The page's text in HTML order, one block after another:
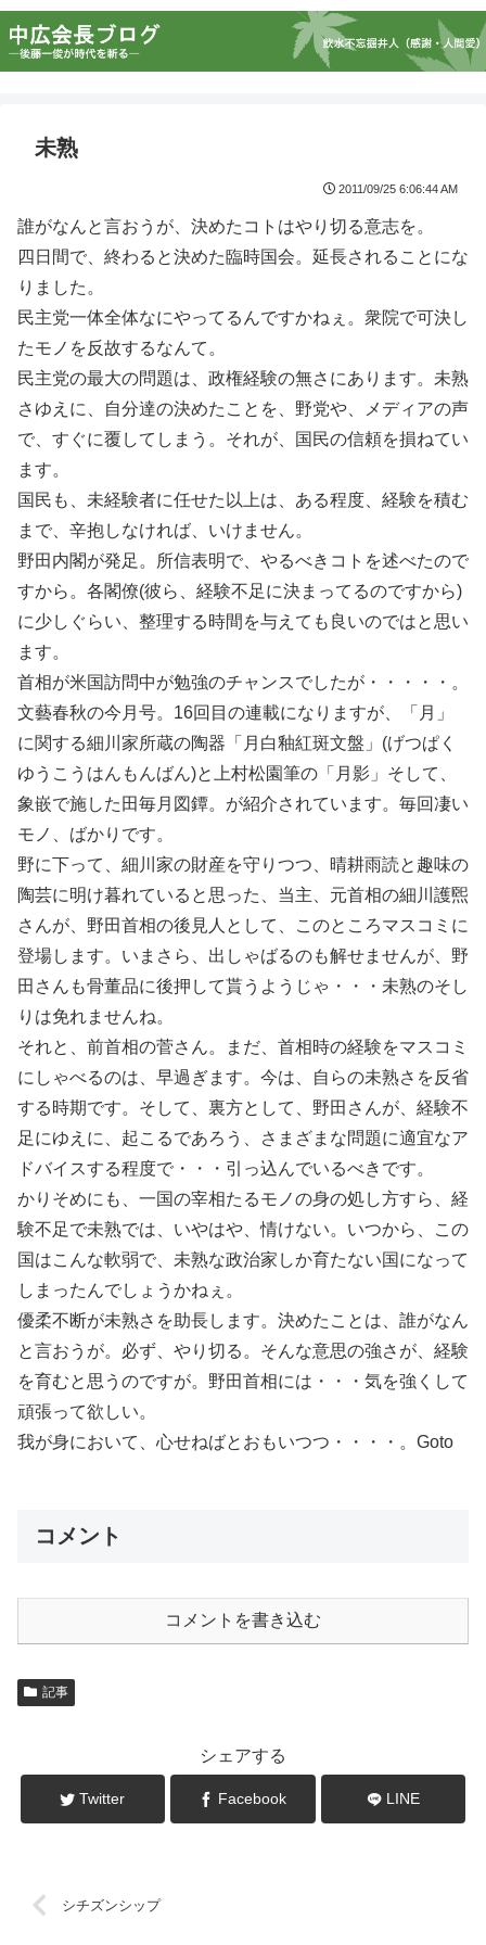
未熟
2011/09/25 6:06:44 AM
誰がなんと言おうが、決めたコトはやり切る意志を。
四日間で、終わると決めた臨時国会。延長されることにな
りました。
民主党一体全体なにやってるんですかねぇ。衆院で可決し
たモノを反故するなんて。
民主党の最大の問題は、政権経験の無さにあります。未熟
さゆえに、自分達の決めたことを、野党や、メディアの声
で、すぐに覆してしまう。それが、国民の信頼を損ねてい
ます。
国民も、未経験者に任せた以上は、ある程度、経験を積む
まで、辛抱しなければ、いけません。
野田内閣が発足。所信表明で、やるべきコトを述べたので
すから。各閣僚(彼ら、経験不足に決まってるのですから)
に少しぐらい、整理する時間を与えても良いのではと思い
ます。
首相が米国訪問中が勉強のチャンスでしたが・・・・・。
文藝春秋の今月号。16回目の連載になりますが、「月」
に関する細川家所蔵の陶器「月白釉紅斑文盤」(げつぱく
ゆうこうはんもんばん)と上村松園筆の「月影」そして、
象嵌で施した田毎月図鐔。が紹介されています。毎回凄い
モノ、ばかりです。
野に下って、細川家の財産を守りつつ、晴耕雨読と趣味の
陶芸に明け暮れていると思った、当主、元首相の細川護煕
さんが、野田首相の後見人として、このところマスコミに
登場します。いまさら、出しゃばるのも解せませんが、野
田さんも骨董品に後押して貰うようじゃ・・・未熟のそし
りは免れませんね。
それと、前首相の菅さん。まだ、首相時の経験をマスコミ
にしゃべるのは、早過ぎます。今は、自らの未熟さを反省
する時期です。そして、裏方として、野田さんが、経験不
足にゆえに、起こるであろう、さまざまな問題に適宜なア
ドバイスする程度で・・・引っ込んでいるべきです。
かりそめにも、一国の宰相たるモノの身の処し方すら、経
験不足で未熟では、いやはや、情けない。いつから、この
国はこんな軟弱で、未熟な政治家しか育たない国になって
しまったんでしょうかねぇ。
優柔不断が未熟さを助長します。決めたことは、誰がなん
と言おうが。必ず、やり切る。そんな意思の強さが、経験
を育むと思うのですが。野田首相には・・・気を強くして
頑張って欲しい。
我が身において、心せねばとおもいつつ・・・・。Goto
コメント
コメントを書き込む
記事
シェアする
Twitter Facebook LINE
シチズンシップ